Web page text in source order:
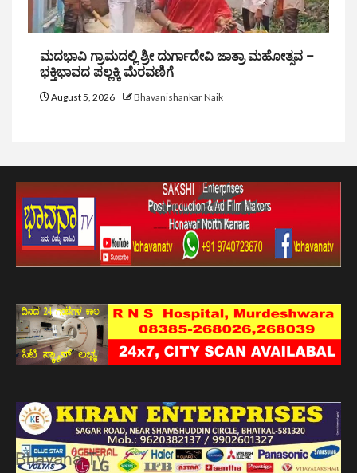
ಮದಭಾವಿ ಗ್ರಾಮದಲ್ಲಿ ಶ್ರೀ ದುರ್ಗಾದೇವಿ ಜಾತ್ರಾ ಮಹೋತ್ಸವ –
ಭಕ್ತಿಭಾವದ ಪಲ್ಲಕ್ಕಿ ಮೆರವಣಿಗೆ
August 5, 2026 Bhavanishankar Naik